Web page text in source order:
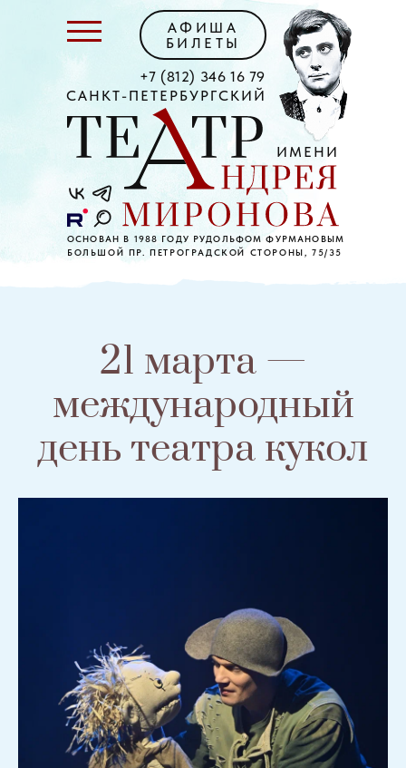
САНКТ-ПЕТЕРБУРГСКИЙ
ИМЕНИ
ОСНОВАН В 1988 ГОДУ РУДОЛЬФОМ ФУРМАНОВЫМ
+7 (812) 346 16 79
БОЛЬШОЙ ПР. ПЕТРОГРАДСКОЙ СТОРОНЫ, 75/35
АФИША
БИЛЕТЫ
21 марта —
международный
день театра кукол